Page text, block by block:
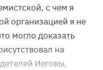
с чем я
организацией я не
могло доказать
на
Иеговы,